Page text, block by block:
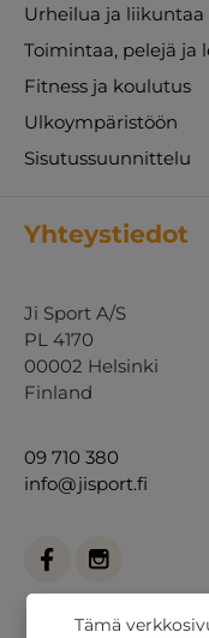
Urheilua ja liikuntaa
Toimintaa, pelejä ja
Fitness ja koulutus
Ulkoympäristöön
Sisutussuunnittelu
Yhteystiedot
Ji Sport A/S
PL 4170
00002 Helsinki
Finland
09 710 380
info@jisport.fi
Tämä